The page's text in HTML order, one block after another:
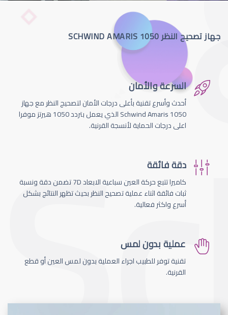
جهاز تصحيح النظر SCHWIND AMARIS 1050
السرعة والأمان
أحدث وأسرع تقنية بأعلى درجات الأمان لتصحيج النظر مع جهاز
Schwind Amaris 1050 الذي يعمل بتردد 1050 هيرتز موفرا
اعلى درجات الحماية لأنسجة القرنية.
دقة فائقة
كاميرا تتبع حركة العين سباعية الابعاد 7D تضمن دقة ونسبة
ثبات فائقة اثناء عملية تصحيح النظر بحيث تظهر النتائج بشكل
أسرع واكثر فعالية.
عملية بدون لمس
تقنية توفر للطبيب اجراء العملية بدون لمس العين أو قطع
القرنية.